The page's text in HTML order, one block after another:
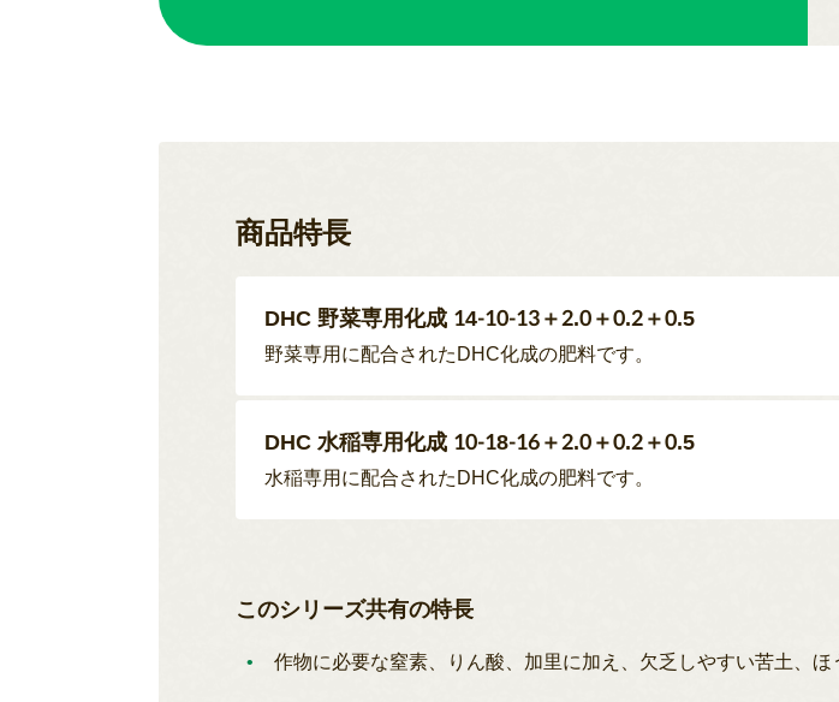
商品特長
DHC 野菜専用化成 14-10-13＋2.0＋0.2＋0.5
野菜専用に配合されたDHC化成の肥料です。
DHC 水稲専用化成 10-18-16＋2.0＋0.2＋0.5
水稲専用に配合されたDHC化成の肥料です。
このシリーズ共有の特長
作物に必要な窒素、りん酸、加里に加え、欠乏しやすい苦土、ほ